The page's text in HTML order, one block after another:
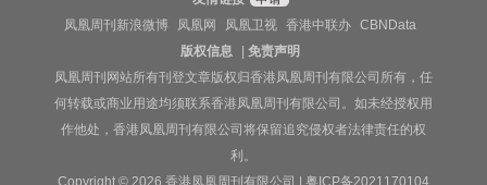
凤凰周刊新浪微博
凤凰网 凤凰卫视 香港中联办
CBNData
版权信息
|免责声明
凤凰周刊网站所有刊登文章版权归香港凤凰周刊有限公司所有，任
何转载或商业用途均须联系香港凤凰周刊有限公司。如未经授权用
作他处，香港凤凰周刊有限公司将保留追究侵权者法律责任的权
利。
Copyright © 2026 香港凤凰周刊有限公司 | 粤ICP备2021170104